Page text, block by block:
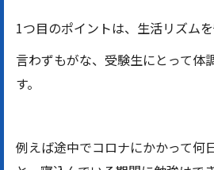
1つ目のポイントは、生活リズムを
言わずもがな、受験生にとって体
す。
例えば途中でコロナにかかって何